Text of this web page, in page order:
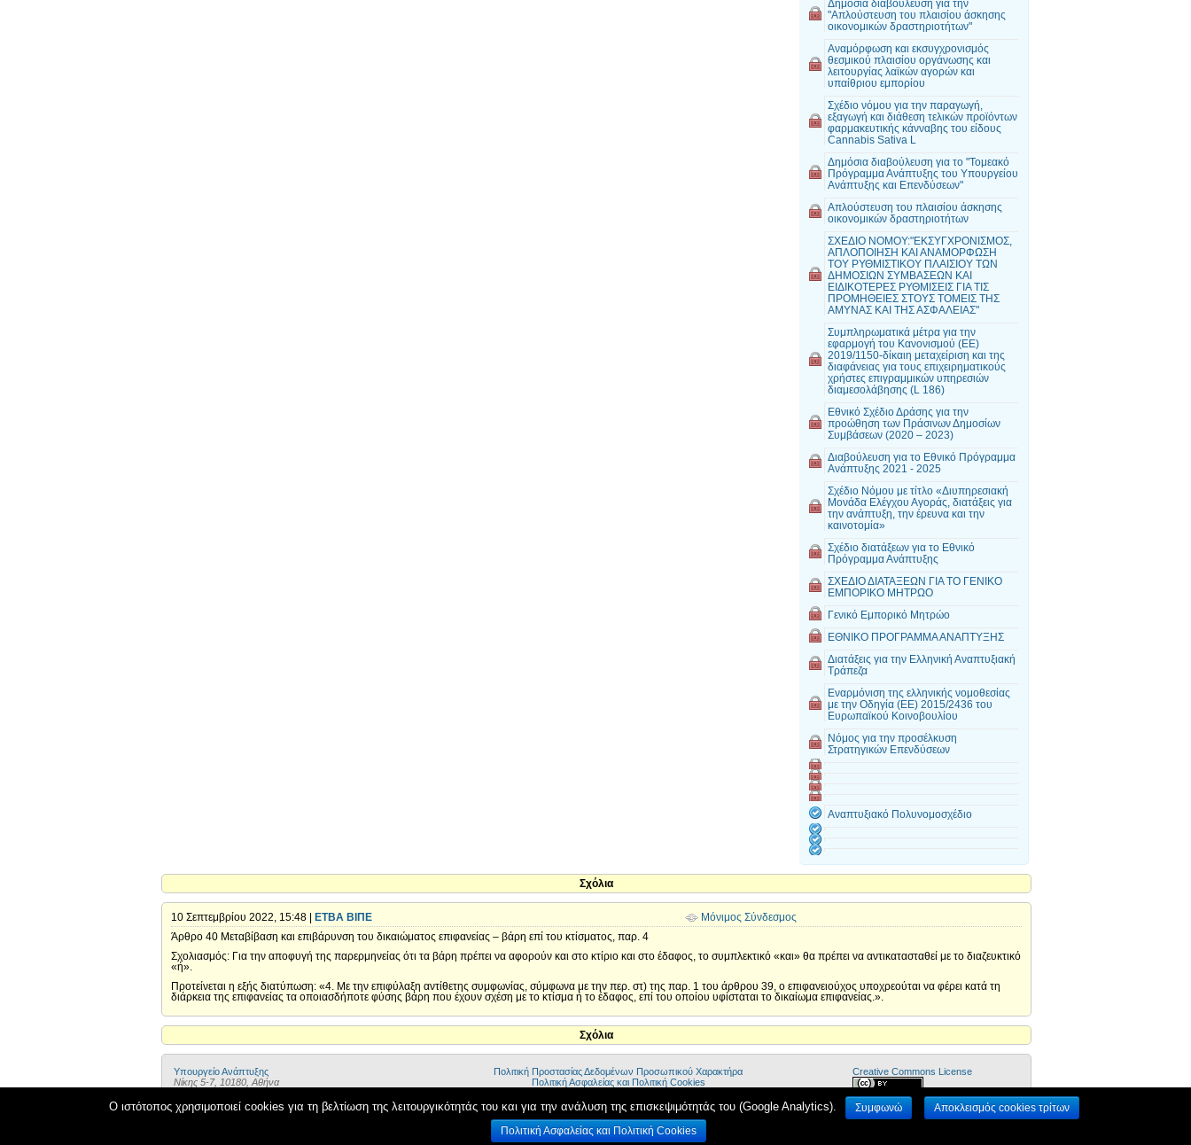
Δημόσια διαβούλευση για την
"Απλούστευση του πλαισίου άσκησης
οικονομικών δραστηριοτήτων"
Αναμόρφωση και εκσυγχρονισμός
θεσμικού πλαισίου οργάνωσης και
λειτουργίας λαϊκών αγορών και
υπαίθριου εμπορίου
Σχέδιο νόμου για την παραγωγή,
εξαγωγή και διάθεση τελικών προϊόντων
φαρμακευτικής κάνναβης του είδους
Cannabis Sativa L
Δημόσια διαβούλευση για το "Τομεακό
Πρόγραμμα Ανάπτυξης του Υπουργείου
Ανάπτυξης και Επενδύσεων"
Απλούστευση του πλαισίου άσκησης
οικονομικών δραστηριοτήτων
ΣΧΕΔΙΟ ΝΟΜΟΥ:"ΕΚΣΥΓΧΡΟΝΙΣΜΟΣ,
ΑΠΛΟΠΟΙΗΣΗ ΚΑΙ ΑΝΑΜΟΡΦΩΣΗ
ΤΟΥ ΡΥΘΜΙΣΤΙΚΟΥ ΠΛΑΙΣΙΟΥ ΤΩΝ
ΔΗΜΟΣΙΩΝ ΣΥΜΒΑΣΕΩΝ ΚΑΙ
ΕΙΔΙΚΟΤΕΡΕΣ ΡΥΘΜΙΣΕΙΣ ΓΙΑ ΤΙΣ
ΠΡΟΜΗΘΕΙΕΣ ΣΤΟΥΣ ΤΟΜΕΙΣ ΤΗΣ
ΑΜΥΝΑΣ ΚΑΙ ΤΗΣ ΑΣΦΑΛΕΙΑΣ"
Συμπληρωματικά μέτρα για την
εφαρμογή του Κανονισμού (ΕΕ)
2019/1150-δίκαιη μεταχείριση και της
διαφάνειας για τους επιχειρηματικούς
χρήστες επιγραμμικών υπηρεσιών
διαμεσολάβησης (L 186)
Εθνικό Σχέδιο Δράσης για την
προώθηση των Πράσινων Δημοσίων
Συμβάσεων (2020 – 2023)
Διαβούλευση για το Εθνικό Πρόγραμμα
Ανάπτυξης 2021 - 2025
Σχέδιο Νόμου με τίτλο «Διυπηρεσιακή
Μονάδα Ελέγχου Αγοράς, διατάξεις για
την ανάπτυξη, την έρευνα και την
καινοτομία»
Σχέδιο διατάξεων για το Εθνικό
Πρόγραμμα Ανάπτυξης
ΣΧΕΔΙΟ ΔΙΑΤΑΞΕΩΝ ΓΙΑ ΤΟ ΓΕΝΙΚΟ
ΕΜΠΟΡΙΚΟ ΜΗΤΡΩΟ
Γενικό Εμπορικό Μητρώο
ΕΘΝΙΚΟ ΠΡΟΓΡΑΜΜΑ ΑΝΑΠΤΥΞΗΣ
Διατάξεις για την Ελληνική Αναπτυξιακή
Τράπεζα
Εναρμόνιση της ελληνικής νομοθεσίας
με την Οδηγία (ΕΕ) 2015/2436 του
Ευρωπαϊκού Κοινοβουλίου
Νόμος για την προσέλκυση
Στρατηγικών Επενδύσεων
Αναπτυξιακό Πολυνομοσχέδιο
Σχόλια
10 Σεπτεμβρίου 2022, 15:48 | ΕΤΒΑ ΒΙΠΕ
Μόνιμος Σύνδεσμος
Άρθρο 40 Μεταβίβαση και επιβάρυνση του δικαιώματος επιφανείας – βάρη επί του κτίσματος, παρ. 4
Σχολιασμός: Για την αποφυγή της παρερμηνείας ότι τα βάρη πρέπει να αφορούν και στο κτίριο και στο έδαφος, το συμπλεκτικό «και» θα πρέπει να αντικατασταθεί με το διαζευκτικό
«ή».
Προτείνεται η εξής διατύπωση: «4. Με την επιφύλαξη αντίθετης συμφωνίας, σύμφωνα με την περ. στ) της παρ. 1 του άρθρου 39, ο επιφανειούχος υποχρεούται να φέρει κατά τη
διάρκεια της επιφανείας τα οποιασδήποτε φύσης βάρη που έχουν σχέση με το κτίσμα ή το έδαφος, επί του οποίου υφίσταται το δικαίωμα επιφανείας.».
Σχόλια
Υπουργείο Ανάπτυξης
Νίκης 5-7, 10180, Αθήνα
Δικτυακός Τόπος Διαβουλεύσεων
Πολιτική Προστασίας Δεδομένων Προσωπικού Χαρακτήρα
Πολιτική Ασφαλείας και Πολιτική Cookies
Πλαίσιο Διαλόγου
Creative Commons License
Με Χρήση του ΕΛ/ΛΑΚ λογισμικού
Wordpress.
Ο ιστότοπος χρησιμοποιεί cookies για τη βελτίωση της λειτουργικότητάς του και για την ανάλυση της επισκεψιμότητάς του (Google Analytics). Συμφωνώ
Αποκλεισμός cookies τρίτων
Πολιτική Ασφαλείας και Πολιτική Cookies